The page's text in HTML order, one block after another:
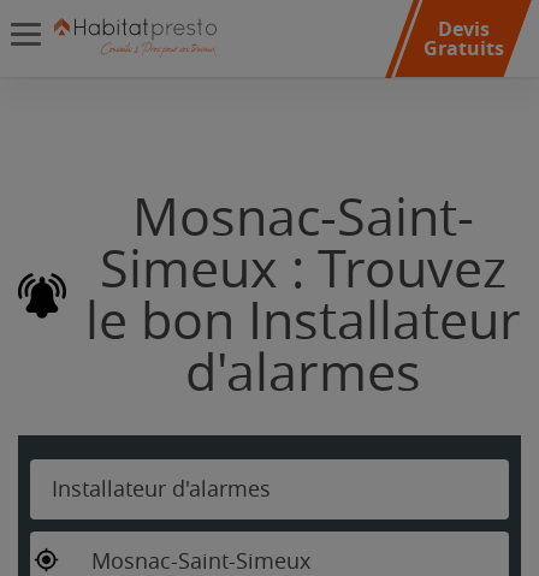
Devis
Gratuits
Mosnac-Saint-
Simeux : Trouvez
le bon Installateur
d'alarmes
Installateur d'alarmes
Mosnac-Saint-Simeux